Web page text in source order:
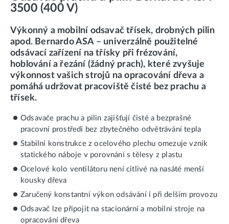
3500 (400 V)
Výkonný a mobilní odsavač třísek, drobných pilin
apod. Bernardo ASA – univerzálně použitelné
odsávací zařízení na třísky při frézování,
hoblování a řezání (žádný prach), které zvyšuje
výkonnost vašich strojů na opracování dřeva a
pomáhá udržovat pracoviště čisté bez prachu a
třísek.
Odsavače prachu a pilin zajišťují čisté a bezprašné
pracovní prostředí bez zbytečného odvětrávání tepla
Stabilní konstrukce z ocelového plechu omezuje vznik
statického náboje v porovnání s tělesy z plastu
Ocelové kolo ventilátoru není citlivé na nasáté menší
kousky dřeva
Zaručený konstantní výkon odsávání i při delším provozu
Odsavač lze připojit na stacionární a mobilní stroje na
opracování dřeva